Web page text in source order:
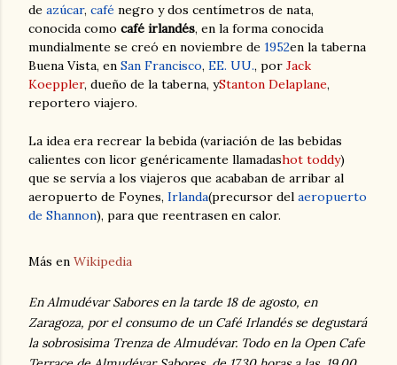
de azúcar, café negro y dos centímetros de nata,
conocida como café irlandés, en la forma conocida
mundialmente se creó en noviembre de 1952en la taberna
Buena Vista, en San Francisco, EE. UU., por Jack
Koeppler, dueño de la taberna, yStanton Delaplane,
reportero viajero.
La idea era recrear la bebida (variación de las bebidas
calientes con licor genéricamente llamadashot toddy)
que se servía a los viajeros que acababan de arribar al
aeropuerto de Foynes, Irlanda(precursor del aeropuerto
de Shannon), para que reentrasen en calor.
Más en Wikipedia
En Almudévar Sabores en la tarde 18 de agosto, en
Zaragoza, por el consumo de un Café Irlandés se degustará
la sobrosisima Trenza de Almudévar. Todo en la Open Cafe